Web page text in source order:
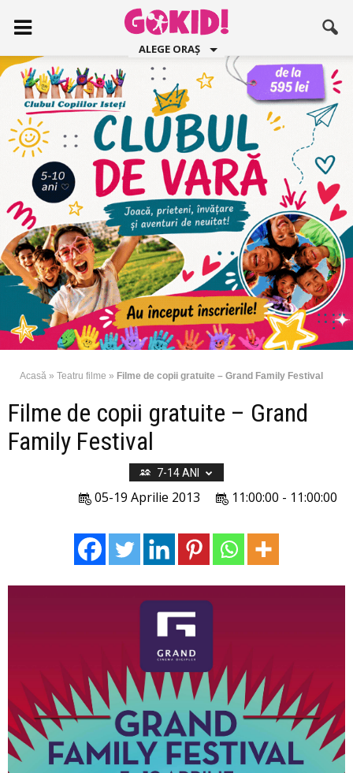
ALEGE ORAȘ
Acasă » Teatru filme » Filme de copii gratuite – Grand Family Festival
Filme de copii gratuite – Grand
Family Festival
7-14 ANI
11:00:00 - 11:00:00
05-19 Aprilie 2013